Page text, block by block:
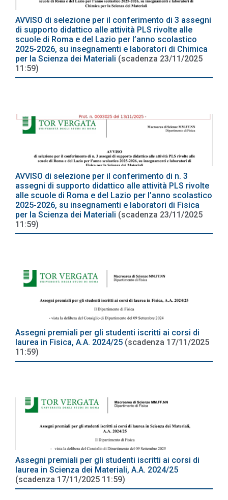
AVVISO di selezione per il conferimento di 3 assegni
di supporto didattico alle attività PLS rivolte alle
scuole di Roma e del Lazio per l’anno scolastico
2025-2026, su insegnamenti e laboratori di Chimica
per la Scienza dei Materiali (scadenza 23/11/2025
11:59)
AVVISO di selezione per il conferimento di n. 3
assegni di supporto didattico alle attività PLS rivolte
alle scuole di Roma e del Lazio per l’anno scolastico
2025-2026, su insegnamenti e laboratori di Fisica
per la Scienza dei Materiali (scadenza 23/11/2025
11:59)
Assegni premiali per gli studenti iscritti ai corsi di
laurea in Fisica, A.A. 2024/25 (scadenza 17/11/2025
11:59)
Assegni premiali per gli studenti iscritti ai corsi di
laurea in Scienza dei Materiali, A.A. 2024/25
(scadenza 17/11/2025 11:59)